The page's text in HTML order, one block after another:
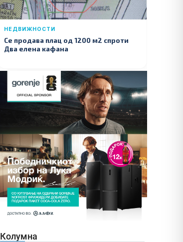
НЕДВИЖНОСТИ
Се продава плац од 1200 м2 спроти
Два елена кафана
Колумна